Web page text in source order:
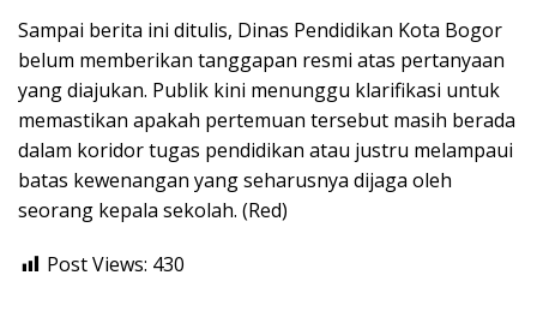
Sampai berita ini ditulis, Dinas Pendidikan Kota Bogor
belum memberikan tanggapan resmi atas pertanyaan
yang diajukan. Publik kini menunggu klarifikasi untuk
memastikan apakah pertemuan tersebut masih berada
dalam koridor tugas pendidikan atau justru melampaui
batas kewenangan yang seharusnya dijaga oleh
seorang kepala sekolah. (Red)
Post Views: 430